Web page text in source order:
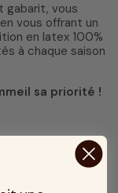
gabarit, vous
vous offrant un
en latex 100%
à chaque saison
sa priorité !